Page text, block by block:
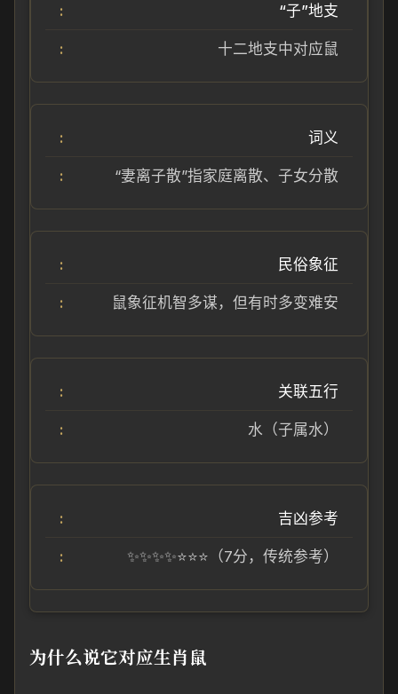
“子”地支
十二地支中对应鼠
词义
“妻离子散”指家庭离散、子女分散
民俗象征
鼠象征机智多谋，但有时多变难安
关联五行
水（子属水）
吉凶参考
✨✨✨✨⭐⭐⭐（7分，传统参考）
为什么说它对应生肖鼠